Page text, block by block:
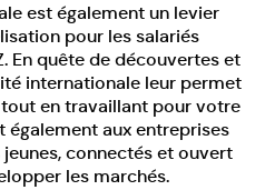
est également un levier
pour les salariés
En quête de découvertes et
internationale leur permet
en travaillant pour votre
également aux entreprises
connectés et ouvert
les marchés.